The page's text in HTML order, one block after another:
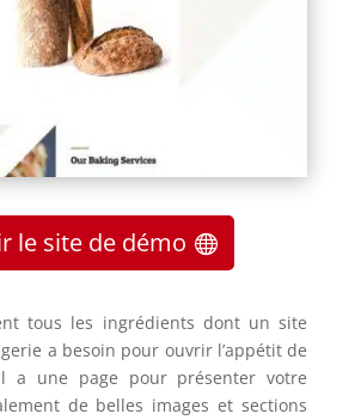
le site de démo
tous les ingrédients dont un site
a besoin pour ouvrir l’appétit de
a une page pour présenter votre
de belles images et sections